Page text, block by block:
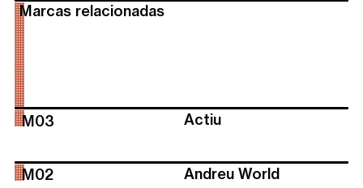
Marcas relacionadas
M03 Actiu
M02 Andreu World